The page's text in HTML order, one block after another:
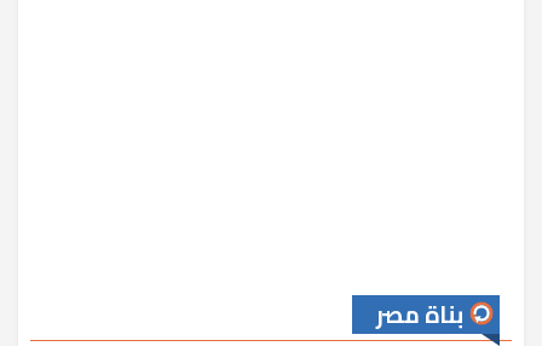
بناة مصر